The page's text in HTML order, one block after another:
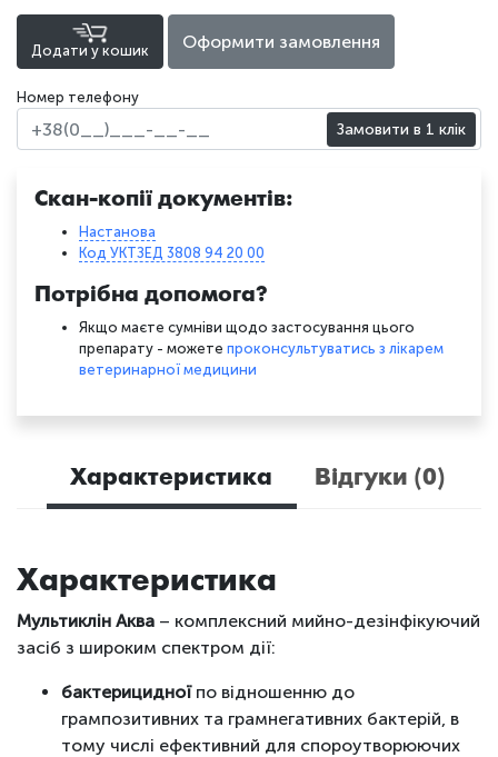
Додати у кошик Оформити замовлення
Номер телефону
Замовити в 1 клік
Скан-копії документів:
Настанова
Код УКТЗЕД 3808 94 20 00
Потрібна допомога?
Якщо маєте сумніви щодо застосування цього
препарату - можете проконсультуватись з лікарем
ветеринарної медицини
Характеристика Відгуки (0)
Характеристика
Мультиклін Аква – комплексний мийно-дезінфікуючий
засіб з широким спектром дії:
бактерицидноїпо відношенню до
грампозитивних та грамнегативних бактерій, в
тому числі ефективний для спороутворюючих